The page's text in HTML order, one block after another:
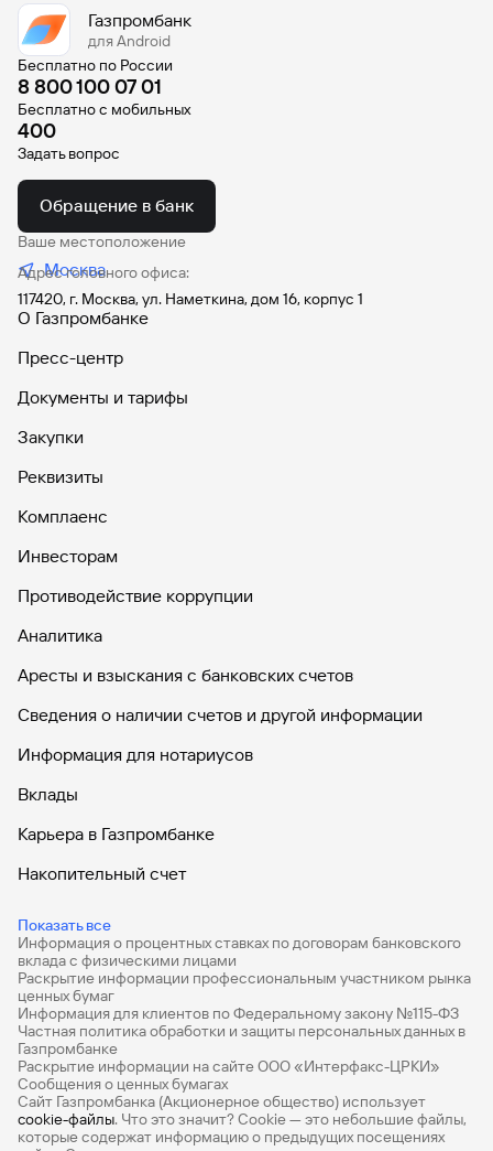
Газпромбанк
для Android
Бесплатно по России
8 800 100 07 01
Бесплатно с мобильных
400
Задать вопрос
Обращение в банк
Ваше местоположение
Москва
Адрес головного офиса:
117420, г. Москва, ул. Наметкина, дом 16, корпус 1
О Газпромбанке
Пресс-центр
Документы и тарифы
Закупки
Реквизиты
Комплаенс
Инвесторам
Противодействие коррупции
Аналитика
Аресты и взыскания с банковских счетов
Сведения о наличии счетов и другой информации
Информация для нотариусов
Вклады
Карьера в Газпромбанке
Накопительный счет
Показать все
Дебетовые карты с бесплатным обслуживанием
Все накопительные счета
Банковские вклады на 3 месяца
Вклады с высоким процентом
Калькулятор вкладов
Информация о процентных ставках по договорам банковского
вклада с физическими лицами
Раскрытие информации профессиональным участником рынка
ценных бумаг
Информация для клиентов по Федеральному закону №115-ФЗ
Частная политика обработки и защиты персональных данных в
Газпромбанке
Раскрытие информации на сайте ООО «Интерфакс-ЦРКИ»
Сообщения о ценных бумагах
Сайт Газпромбанка (Акционерное общество) использует
cookie-файлы. Что это значит? Сookie — это небольшие файлы,
которые содержат информацию о предыдущих посещениях